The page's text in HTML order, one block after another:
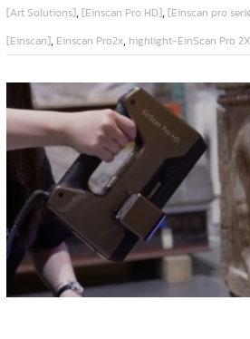
[Art Solutions],[Einscan Pro HD],[Einscan pro
[Einscan], Einscan Pro2x, highlight-EinScan Pro 2X